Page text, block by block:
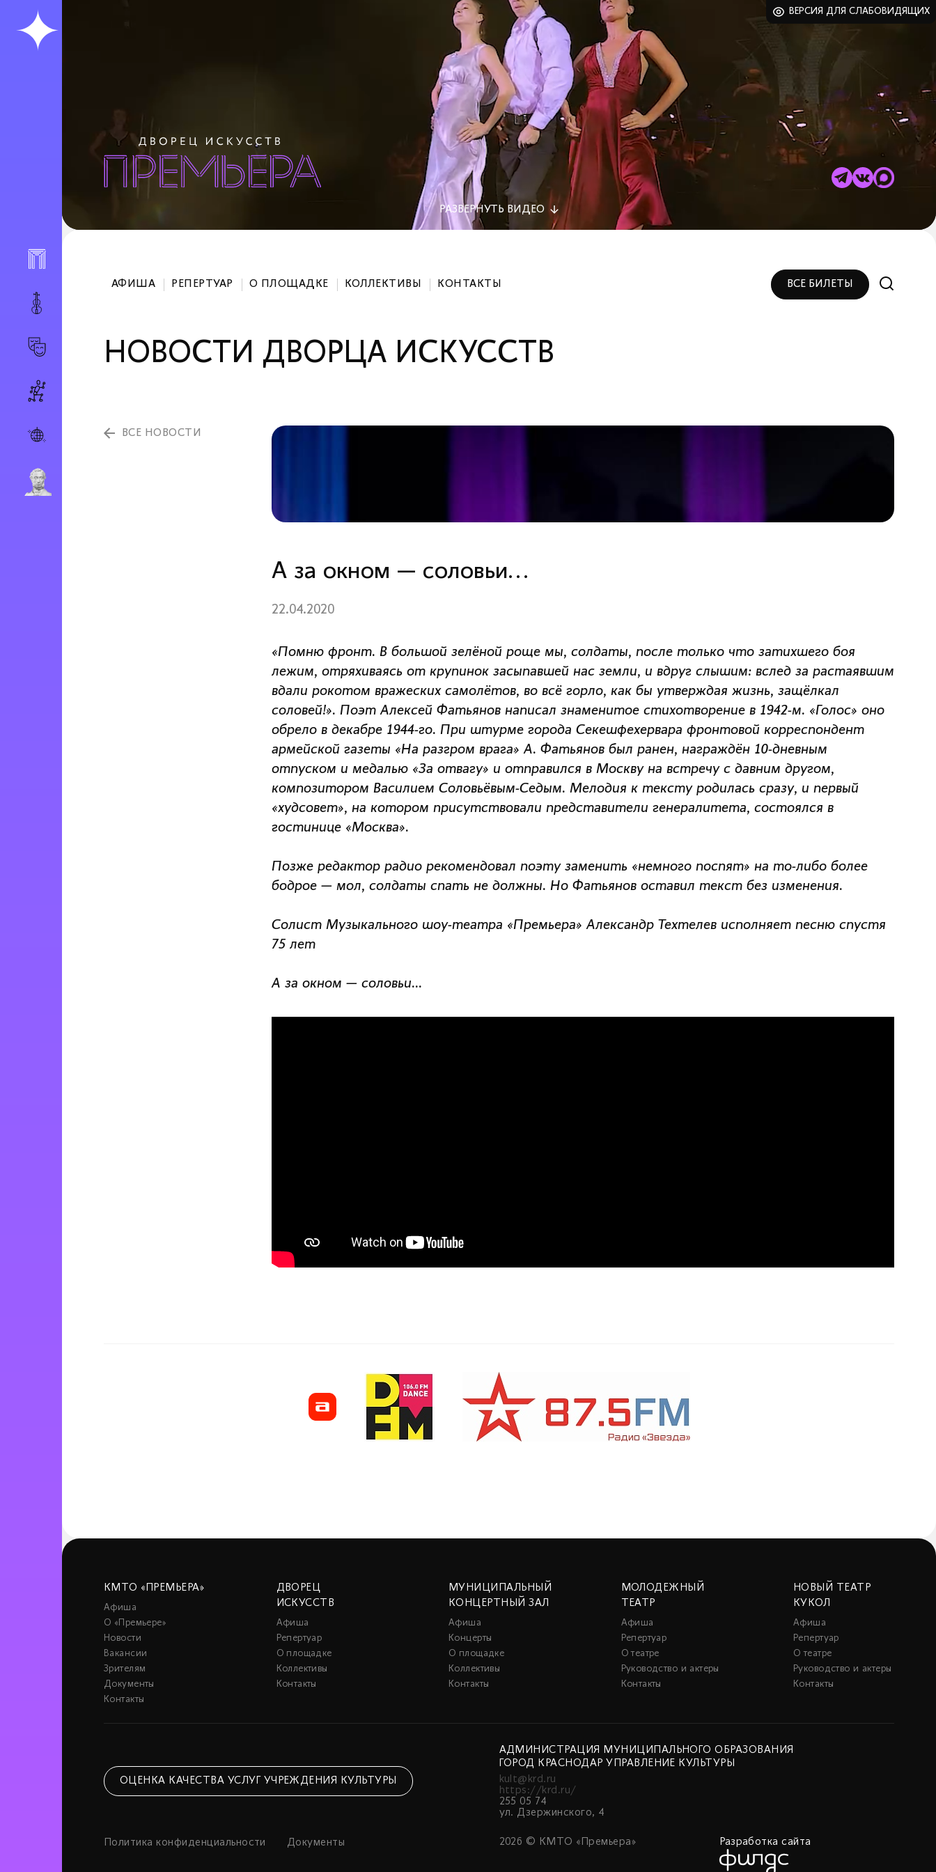
ВЕРСИЯ ДЛЯ СЛАБОВИДЯЩИХ
РАЗВЕРНУТЬ ВИДЕО
АФИША РЕПЕРТУАР О ПЛОЩАДКЕ КОЛЛЕКТИВЫ КОНТАКТЫ ВСЕ БИЛЕТЫ
НОВОСТИ ДВОРЦА ИСКУССТВ
ВСЕ НОВОСТИ
А за окном — соловьи...
22.04.2020
«Помню фронт. В большой зелёной роще мы, солдаты, после только что затихшего боя
лежим, отряхиваясь от крупинок засыпавшей нас земли, и вдруг слышим: вслед за растаявшим
вдали рокотом вражеских самолётов, во всё горло, как бы утверждая жизнь, защёлкал
соловей!». Поэт Алексей Фатьянов написал знаменитое стихотворение в 1942-м. «Голос» оно
обрело в декабре 1944-го. При штурме города Секешфехервара фронтовой корреспондент
армейской газеты «На разгром врага» А. Фатьянов был ранен, награждён 10-дневным
отпуском и медалью «За отвагу» и отправился в Москву на встречу с давним другом,
композитором Василием Соловьёвым-Седым. Мелодия к тексту родилась сразу, и первый
«худсовет», на котором присутствовали представители генералитета, состоялся в
гостинице «Москва».
Позже редактор радио рекомендовал поэту заменить «немного поспят» на то-либо более
бодрое — мол, солдаты спать не должны. Но Фатьянов оставил текст без изменения.
Солист Музыкального шоу-театра «Премьера» Александр Техтелев исполняет песню спустя
75 лет
А за окном — соловьи...
КМТО «ПРЕМЬЕРА»
Афиша
О «Премьере»
Новости
Вакансии
Зрителям
Документы
Контакты
ДВОРЕЦ
ИСКУССТВ
Афиша
Репертуар
О площадке
Коллективы
Контакты
МУНИЦИПАЛЬНЫЙ
КОНЦЕРТНЫЙ ЗАЛ
Афиша
Концерты
О площадке
Коллективы
Контакты
МОЛОДЕЖНЫЙ
ТЕАТР
Афиша
Репертуар
О театре
Руководство и актеры
Контакты
НОВЫЙ ТЕАТР
КУКОЛ
Афиша
Репертуар
О театре
Руководство и актеры
Контакты
ОЦЕНКА КАЧЕСТВА УСЛУГ УЧРЕЖДЕНИЯ КУЛЬТУРЫ
АДМИНИСТРАЦИЯ МУНИЦИПАЛЬНОГО ОБРАЗОВАНИЯ
ГОРОД КРАСНОДАР УПРАВЛЕНИЕ КУЛЬТУРЫ
kult@krd.ru
https://krd.ru/
255 05 74
ул. Дзержинского, 4
Политика конфиденциальности Документы 2026 © КМТО «Премьера» Разработка сайта